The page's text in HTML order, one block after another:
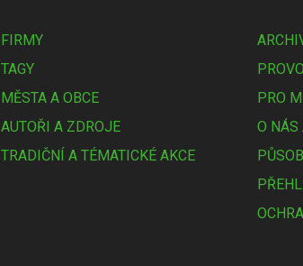
FIRMY
TAGY
MĚSTA A OBCE
AUTOŘI A ZDROJE
TRADIČNÍ A TÉMATICKÉ AKCE
PRO
O NÁS